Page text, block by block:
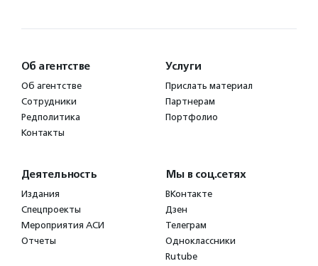
Об агентстве
Об агентстве
Сотрудники
Редполитика
Контакты
Услуги
Прислать материал
Партнерам
Портфолио
Деятельность
Издания
Спецпроекты
Мероприятия АСИ
Отчеты
Мы в соц.сетях
ВКонтакте
Дзен
Телеграм
Одноклассники
Rutube